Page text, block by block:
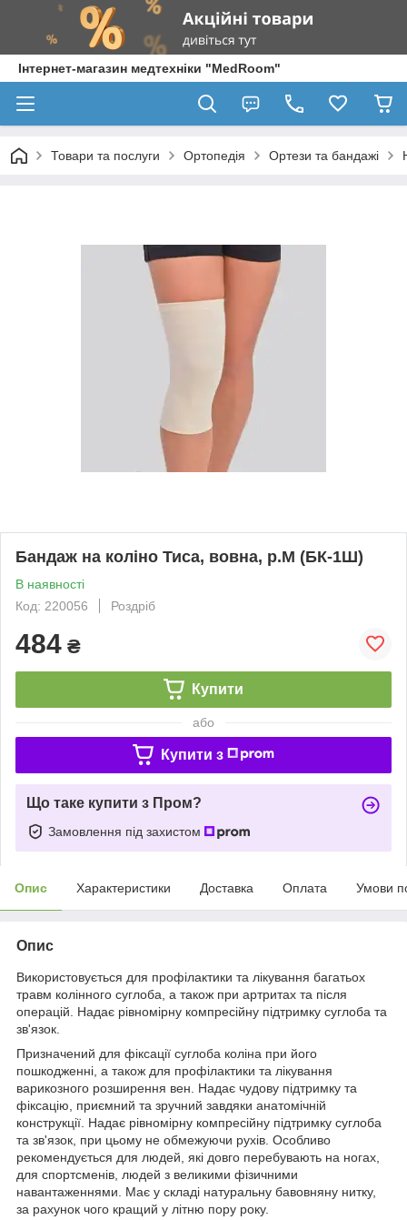
Інтернет-магазин медтехніки "MedRoom"
Товари та послуги Ортопедія Ортези та бандажі
Бандаж на коліно Тиса, вовна, р.M (БК-1Ш)
В наявності
Код: 220056
Роздріб
484 ₴
Купити
або
Купити з
Що таке купити з Пром?
Замовлення під захистом
Опис Характеристики Доставка Оплата Умови
Опис
Використовується для профілактики та лікування багатьох
травм колінного суглоба, а також при артритах та після
операцій. Надає рівномірну компресійну підтримку суглоба та
зв'язок.
Призначений для фіксації суглоба коліна при його
пошкодженні, а також для профілактики та лікування
варикозного розширення вен. Надає чудову підтримку та
фіксацію, приємний та зручний завдяки анатомічній
конструкції. Надає рівномірну компресійну підтримку суглоба
та зв'язок, при цьому не обмежуючи рухів. Особливо
рекомендується для людей, які довго перебувають на ногах,
для спортсменів, людей з великими фізичними
навантаженнями. Має у складі натуральну бавовняну нитку,
за рахунок чого кращий у літню пору року.